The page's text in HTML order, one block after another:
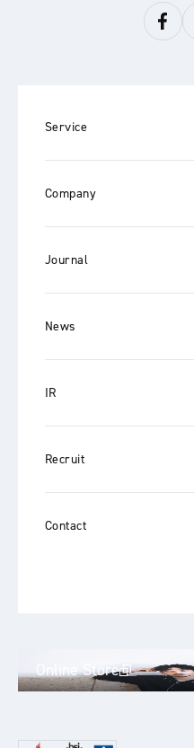
Service
Company
Journal
News
IR
Recruit
Contact
Online Store